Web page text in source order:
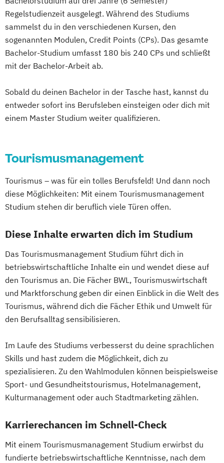
Regelstudienzeit ausgelegt. Während des Studiums
sammelst du in den verschiedenen Kursen, den
sogenannten Modulen, Credit Points (CPs). Das gesamte
Bachelor-Studium umfasst 180 bis 240 CPs und schließt
mit der Bachelor-Arbeit ab.
Sobald du deinen Bachelor in der Tasche hast, kannst du
entweder sofort ins Berufsleben einsteigen oder dich mit
einem Master Studium weiter qualifizieren.
Tourismusmanagement
Tourismus – was für ein tolles Berufsfeld! Und dann noch
diese Möglichkeiten: Mit einem Tourismusmanagement
Studium stehen dir beruflich viele Türen offen.
Diese Inhalte erwarten dich im Studium
Das Tourismusmanagement Studium führt dich in
betriebswirtschaftliche Inhalte ein und wendet diese auf
den Tourismus an. Die Fächer BWL, Tourismuswirtschaft
und Marktforschung geben dir einen Einblick in die Welt des
Tourismus, während dich die Fächer Ethik und Umwelt für
den Berufsalltag sensibilisieren.
Im Laufe des Studiums verbesserst du deine sprachlichen
Skills und hast zudem die Möglichkeit, dich zu
spezialisieren. Zu den Wahlmodulen können beispielsweise
Sport- und Gesundheitstourismus, Hotelmanagement,
Kulturmanagement oder auch Stadtmarketing zählen.
Karrierechancen im Schnell-Check
Mit einem Tourismusmanagement Studium erwirbst du
fundierte betriebswirtschaftliche Kenntnisse, nach dem